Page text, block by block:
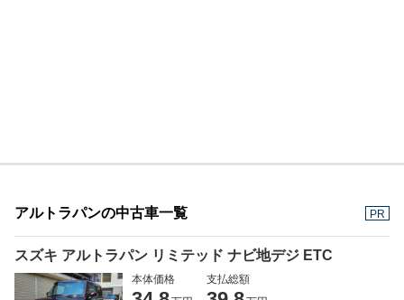
アルトラパンの中古車一覧 PR
スズキ アルトラパン リミテッド ナビ地デジ ETC
本体価格 支払総額